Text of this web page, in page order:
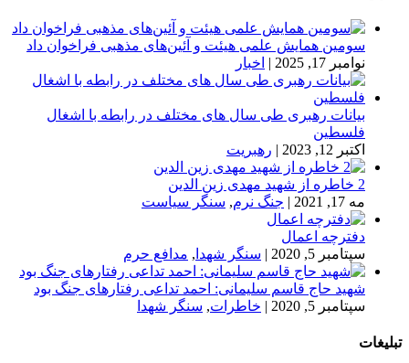
سومین همایش علمی هیئت و آئین‌های مذهبی فراخوان داد
نوامبر 17, 2025
| اخبار
بیانات رهبری طی سال های مختلف در رابطه با اشغال
فلسطین
اکتبر 12, 2023
| رهبریت
2 خاطره از شهید مهدی زین الدین
مه 17, 2021
| جنگ نرم, سنگر سیاست
دفترچه اعمال
سپتامبر 5, 2020
| سنگر شهدا , مدافع حرم
شهید حاج قاسم سلیمانی: احمد تداعی رفتارهای جنگ بود
سپتامبر 5, 2020
| خاطرات, سنگر شهدا
تبلیغات